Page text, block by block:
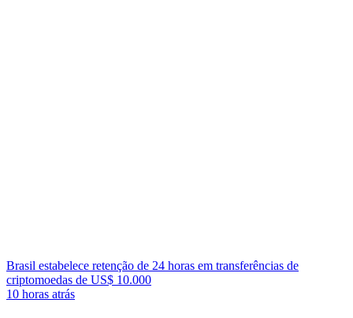
Brasil estabelece retenção de 24 horas em transferências de
criptomoedas de US$ 10.000
10 horas atrás